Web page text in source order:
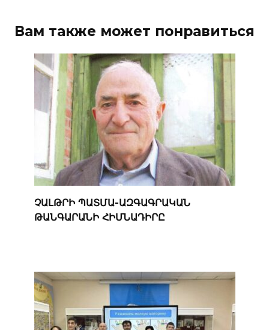
Вам также может понравиться
ՉԱԼԹՐԻ ՊԱՏՄԱ-ԱԶԳԱԳՐԱԿԱՆ
ԹԱՆԳԱՐԱՆԻ ՀԻՄՆԱԴԻՐԸ